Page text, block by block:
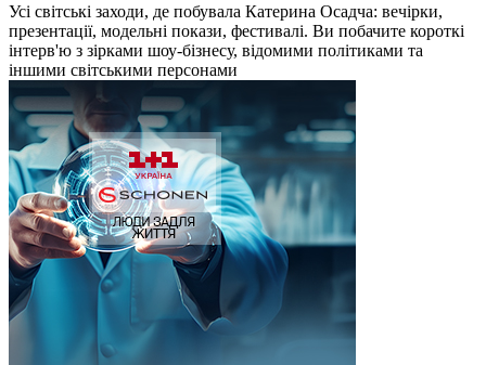
Усі світські заходи, де побувала Катерина Осадча: вечірки,
презентації, модельні покази, фестивалі. Ви побачите короткі
інтерв'ю з зірками шоу-бізнесу, відомими політиками та
іншими світськими персонами